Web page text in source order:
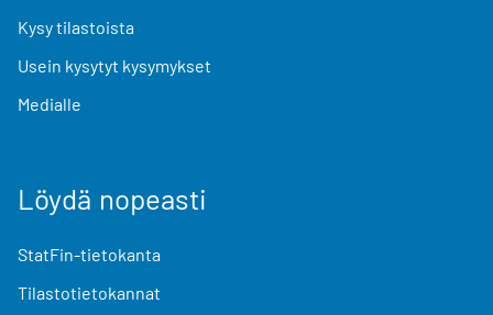
Kysy tilastoista
Usein kysytyt kysymykset
Medialle
Löydä nopeasti
StatFin-tietokanta
Tilastotietokannat